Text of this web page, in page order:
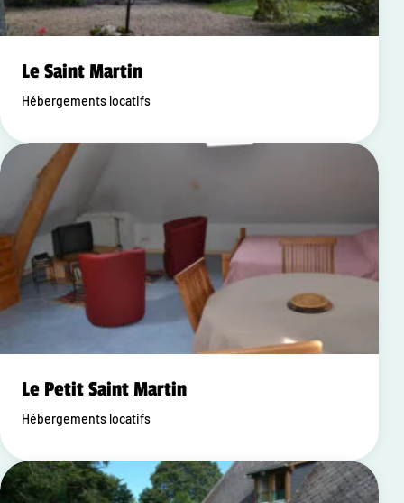
Le Saint Martin
Hébergements locatifs
Le Petit Saint Martin
Hébergements locatifs